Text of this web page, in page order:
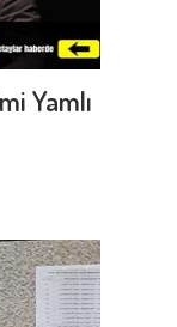
Yamlı